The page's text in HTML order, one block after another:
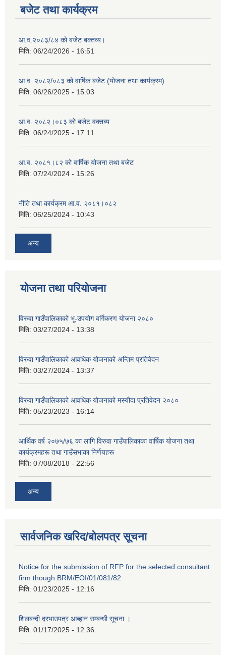
बजेट तथा कार्यक्रम
आ.व.२०८३/८४ को बजेट बक्तव्य।
मिति: 06/24/2026 - 16:51
आ.व. २०८२/०८३ को वार्षिक बजेट (योजना तथा कार्यक्रम)
मिति: 06/26/2025 - 15:03
आ.व. २०८२।०८३ को बजेट वक्तब्य
मिति: 06/24/2025 - 17:11
आ.व. २०८१।८२ को वार्षिक योजना तथा बजेट
मिति: 07/24/2024 - 15:26
नीति तथा कार्यक्रम आ.व. २०८१।०८२
मिति: 06/25/2024 - 10:43
अन्य
योजना तथा परियोजना
विरुवा गाउँपालिकाको भू-उपयोग वर्गिकरण योजना २०८०
मिति: 03/27/2024 - 13:38
विरुवा गाउँपालिकाको आवधिक योजनाको अन्तिम प्रतिवेदन
मिति: 03/27/2024 - 13:37
विरुवा गाउँपालिकाको आवधिक योजनाको मस्यौदा प्रतिवेदन २०८०
मिति: 05/23/2023 - 16:14
आर्थिक वर्ष २०७५/७६ का लागि विरुवा गाउँपालिकाका वार्षिक योजना तथा
कार्यक्रमहरू तथा गाउँसभाका निर्णयहरू
मिति: 07/08/2018 - 22:56
अन्य
सार्वजनिक खरिद/बोलपत्र सूचना
Notice for the submission of RFP for the selected consultant
firm though BRM/EOI/01/081/82
मिति: 01/23/2025 - 12:16
शिलबन्दी दरभाउपत्र आब्हान सम्बन्धी सूचना ।
मिति: 01/17/2025 - 12:36